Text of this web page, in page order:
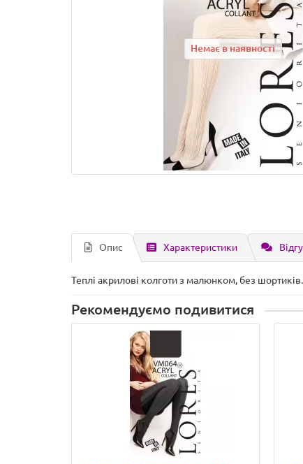
Немає в наявності
Опис Характеристики
Теплі акрилові колготи з малюнком, без
Рекомендуємо подивитися